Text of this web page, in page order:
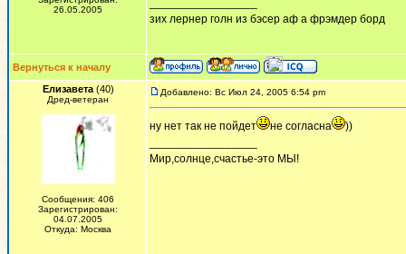
26.05.2005
зих лернер голн из бэсер аф а фрэмдер борд
Вернуться к началу
Елизавета(40)
Дред-ветеран
Сообщения: 406
Зарегистрирован:
04.07.2005
Откуда: Москва
Добавлено: Вс Июл 24, 2005 6:54 pm
ну нет так не пойдет не согласна
))
Мир,солнце,счастье-это МЫ!